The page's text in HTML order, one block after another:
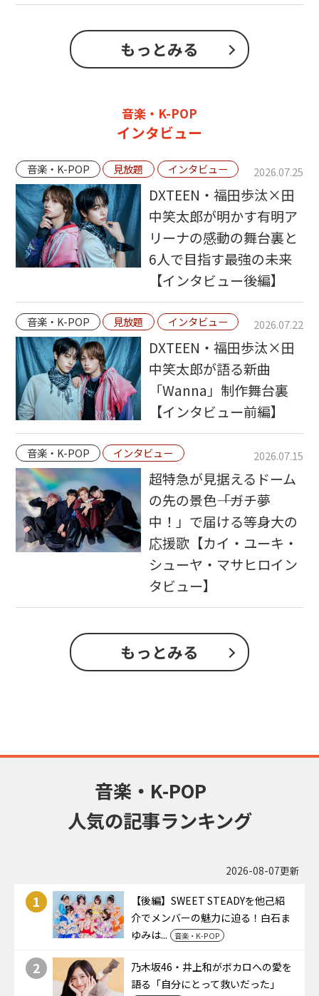
もっとみる
音楽・K-POP
インタビュー
音楽・K-POP 見放題 インタビュー 2026.07.25
DXTEEN・福田歩汰×田
中笑太郎が明かす有明ア
リーナの感動の舞台裏と
6人で目指す最強の未来
【インタビュー後編】
音楽・K-POP 見放題 インタビュー 2026.07.22
DXTEEN・福田歩汰×田
中笑太郎が語る新曲
「Wanna」制作舞台裏
【インタビュー前編】
音楽・K-POP インタビュー 2026.07.15
超特急が見据えるドーム
の先の景色――「ガチ夢
中！」で届ける等身大の
応援歌【カイ・ユーキ・
シューヤ・マサヒロイン
タビュー】
もっとみる
音楽・K-POP
人気の記事ランキング
2026-08-07更新
1
【後編】SWEET STEADYを他己紹
介でメンバーの魅力に迫る！白石ま
ゆみは...
音楽・K-POP
2
乃木坂46・井上和がボカロへの愛を
語る「自分にとって救いだった」